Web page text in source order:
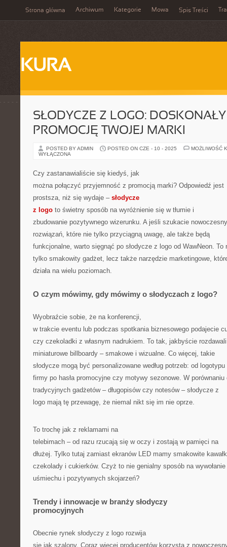
Strona główna Archiwum Kategorie Mowa Spis Treści
KURA
SŁODYCZE Z LOGO:
PROMOCJĘ TWOJEJ MARKI
POSTED BY ADMIN POSTED ON CZE - 10 - 2025
MOŻLIWOŚĆ
WYŁĄCZONA
Czy zastanawialiście się kiedyś, jak
można połączyć przyjemność z promocją marki? Odpowiedź jest
prostsza, niż się wydaje – słodycze
z logo to świetny sposób na wyróżnienie się w tłumie i
zbudowanie pozytywnego wizerunku. A jeśli szukacie
rozwiązań, które nie tylko przyciągną uwagę, ale także będą
funkcjonalne, warto sięgnąć po słodycze z logo od WawNeon. To
tylko smakowity gadżet, lecz także narzędzie marketingowe,
działa na wielu poziomach.
O czym mówimy, gdy mówimy o słodyczach z logo?
Wyobraźcie sobie, że na konferencji,
w trakcie eventu lub podczas spotkania biznesowego podajecie
czy czekoladki z własnym nadrukiem. To tak, jakbyście rozdawali
miniaturowe billboardy – smakowe i wizualne. Co więcej, takie
słodycze mogą być personalizowane według potrzeb: od logotypu
firmy po hasła promocyjne czy motywy sezonowe. W porównaniu
tradycyjnych gadżetów – długopisów czy notesów – słodycze z
logo mają tę przewagę, że niemal nikt się im nie oprze.
To trochę jak z reklamami na
telebimach – od razu rzucają się w oczy i zostają w pamięci na
dłużej. Tylko tutaj zamiast ekranów LED mamy smakowite
czekolady i cukierków. Czyż to nie genialny sposób na wywołanie
uśmiechu i pozytywnych skojarzeń?
Trendy i innowacje w branży słodyczy
promocyjnych
Obecnie rynek słodyczy z logo rozwija
się jak szalony. Coraz więcej producentów korzysta z